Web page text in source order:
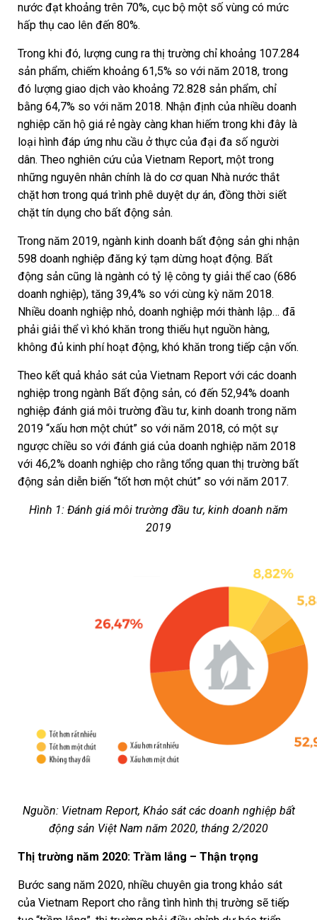
nước đạt khoảng trên 70%, cục bộ một số vùng có mức
hấp thụ cao lên đến 80%.
Trong khi đó, lượng cung ra thị trường chỉ khoảng 107.284
sản phẩm, chiếm khoảng 61,5% so với năm 2018, trong
đó lượng giao dịch vào khoảng 72.828 sản phẩm, chỉ
bằng 64,7% so với năm 2018. Nhận định của nhiều doanh
nghiệp căn hộ giá rẻ ngày càng khan hiếm trong khi đây là
loại hình đáp ứng nhu cầu ở thực của đại đa số người
dân. Theo nghiên cứu của Vietnam Report, một trong
những nguyên nhân chính là do cơ quan Nhà nước thắt
chặt hơn trong quá trình phê duyệt dự án, đồng thời siết
chặt tín dụng cho bất động sản.
Trong năm 2019, ngành kinh doanh bất động sản ghi nhận
598 doanh nghiệp đăng ký tạm dừng hoạt động. Bất
động sản cũng là ngành có tỷ lệ công ty giải thể cao (686
doanh nghiệp), tăng 39,4% so với cùng kỳ năm 2018.
Nhiều doanh nghiệp nhỏ, doanh nghiệp mới thành lập… đã
phải giải thể vì khó khăn trong thiếu hụt nguồn hàng,
không đủ kinh phí hoạt động, khó khăn trong tiếp cận vốn.
Theo kết quả khảo sát của Vietnam Report với các doanh
nghiệp trong ngành Bất động sản, có đến 52,94% doanh
nghiệp đánh giá môi trường đầu tư, kinh doanh trong năm
2019 “xấu hơn một chút” so với năm 2018, có một sự
ngược chiều so với đánh giá của doanh nghiệp năm 2018
với 46,2% doanh nghiệp cho rằng tổng quan thị trường bất
động sản diễn biến “tốt hơn một chút” so với năm 2017.
Hình 1: Đánh giá môi trường đầu tư, kinh doanh năm
2019
Nguồn: Vietnam Report, Khảo sát các doanh nghiệp bất
động sản Việt Nam năm 2020, tháng 2/2020
Thị trường năm 2020: Trầm lắng – Thận trọng
Bước sang năm 2020, nhiều chuyên gia trong khảo sát
của Vietnam Report cho rằng tình hình thị trường sẽ tiếp